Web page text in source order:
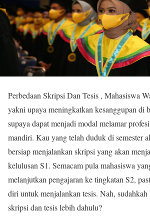
Perbedaan Skripsi Dan Tesis , Mahasiswa
yakni upaya meningkatkan kesanggupan di
supaya dapat menjadi modal melamar
mandiri. Kau yang telah duduk di semester
bersiap menjalankan skripsi yang akan
kelulusan S1. Semacam pula mahasiswa
melanjutkan pengajaran ke tingkatan S2,
diri untuk menjalankan tesis. Nah, sudahkah
skripsi dan tesis lebih dahulu?